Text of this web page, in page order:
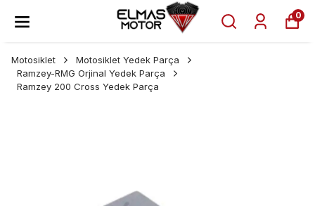
0
Motosiklet
Motosiklet Yedek Parça
Ramzey-RMG Orjinal Yedek Parça
Ramzey 200 Cross Yedek Parça